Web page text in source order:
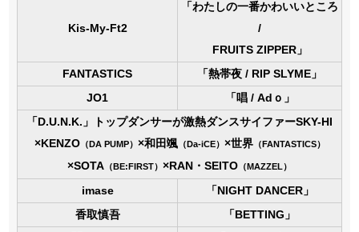
Kis-My-Ft2
「わたしの一番かわいいところ
/
FRUITS ZIPPER」
FANTASTICS
「熱帯夜 / RIP SLYME」
JO1
「唱 / Adｏ」
「D.U.N.K.」トップダンサーが激熱ダンスサイファーSKY-HI
×KENZO（DA PUMP） ×和田颯（Da-iCE） ×世界（FANTASTICS）
×SOTA （BE:FIRST） ×RAN・SEITO （MAZZEL）
imase
「NIGHT DANCER」
香取慎吾
「BETTING」